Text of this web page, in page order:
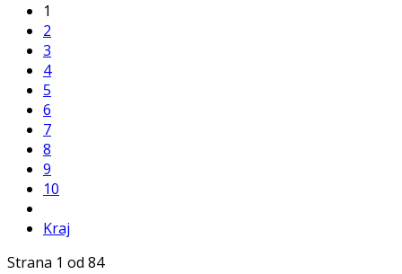
1
2
3
4
5
6
7
8
9
10
Kraj
Strana 1 od 84